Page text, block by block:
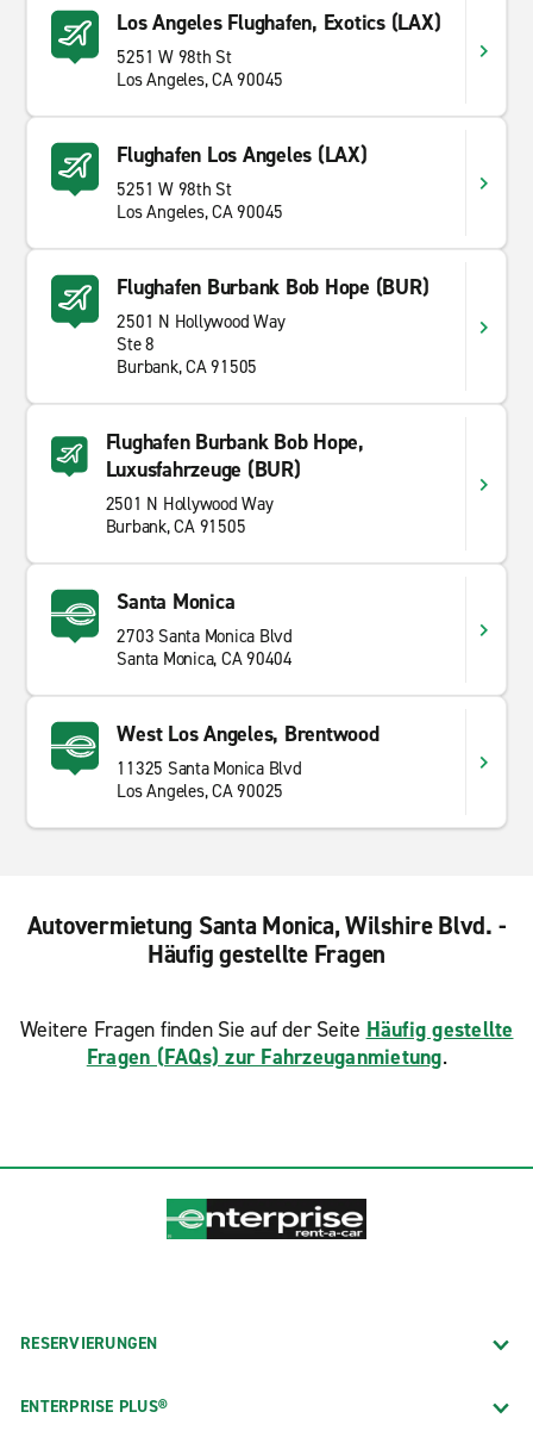
Los Angeles Flughafen, Exotics (LAX)
5251 W 98th St
Los Angeles, CA 90045
Flughafen Los Angeles (LAX)
5251 W 98th St
Los Angeles, CA 90045
Flughafen Burbank Bob Hope (BUR)
2501 N Hollywood Way
Ste 8
Burbank, CA 91505
Flughafen Burbank Bob Hope,
Luxusfahrzeuge (BUR)
2501 N Hollywood Way
Burbank, CA 91505
Santa Monica
2703 Santa Monica Blvd
Santa Monica, CA 90404
West Los Angeles, Brentwood
11325 Santa Monica Blvd
Los Angeles, CA 90025
Autovermietung Santa Monica, Wilshire Blvd. -
Häufig gestellte Fragen
Weitere Fragen finden Sie auf der Seite Häufig gestellte
Fragen (FAQs) zur Fahrzeuganmietung.
RESERVIERUNGEN
ENTERPRISE PLUS®